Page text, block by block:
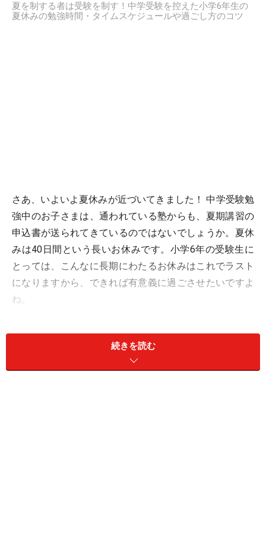
夏を制する者は受験を制す！中学受験を控えた小学6年生の
夏休みの勉強時間・タイムスケジュールや過ごし方のコツ
さあ、いよいよ夏休みが近づいてきました！ 中学受験勉
強中のお子さまは、通われている塾からも、夏期講習の
申込書が送られてきているのではないでしょうか。夏休
みは40日間という長いお休みです。小学6年の受験生に
とっては、こんなに長期にわたるお休みはこれでラスト
になりますから、できれば有意義に過ごさせたいですよ
ね。
そこで今回は、長い夏休みに学習効果を高め、志望校合
格に近づくために必要な「最後の夏休みにやらせるべき
7つのこと」を紹介します。小6中学受験生の夏休みの勉
続きを読む